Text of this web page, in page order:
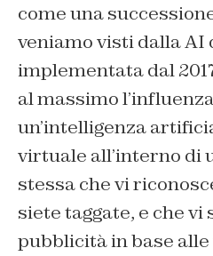
come una
veniamo visti dalla AI
implementata dal
al massimo
un’intelligenza
virtuale all’interno di
stessa che vi
siete taggate, e che vi
pubblicità in base